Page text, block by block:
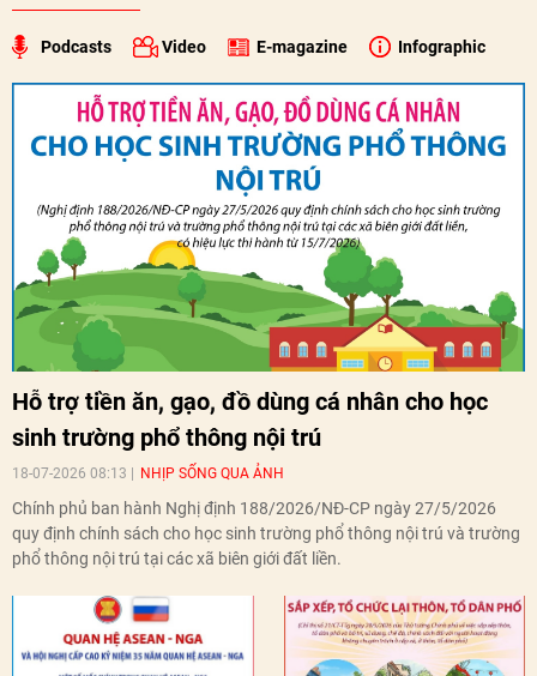
Podcasts Video E-magazine Infographic
Hỗ trợ tiền ăn, gạo, đồ dùng cá nhân cho học
sinh trường phổ thông nội trú
18-07-2026 08:13 NHỊP SỐNG QUA ẢNH
Chính phủ ban hành Nghị định 188/2026/NĐ-CP ngày 27/5/2026
quy định chính sách cho học sinh trường phổ thông nội trú và trường
phổ thông nội trú tại các xã biên giới đất liền.